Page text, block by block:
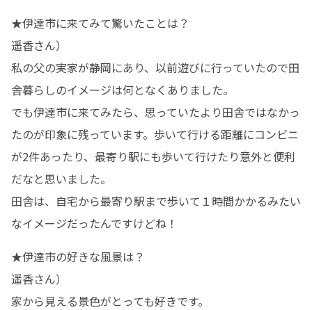
★伊達市に来てみて驚いたことは？
遥香さん）
私の父の実家が静岡にあり、以前遊びに行っていたので田
舎暮らしのイメージは何となくありました。
でも伊達市に来てみたら、思っていたより田舎ではなかっ
たのが印象に残っています。歩いて行ける距離にコンビニ
が2件あったり、最寄り駅にも歩いて行けたり意外と便利
だなと思いました。
田舎は、自宅から最寄り駅まで歩いて１時間かかるみたい
なイメージだったんですけどね！
★伊達市の好きな風景は？
遥香さん）
家から見える景色がとっても好きです。